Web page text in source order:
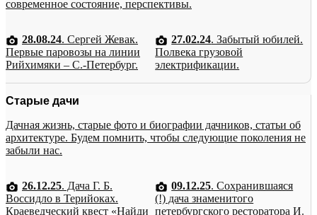
современное состояние, перспективы.
28.08.24. Сергей Жевак.
Первые паровозы на линии
Рийхимяки – С.-Петербург.
27.02.24. Забытый юбилей.
Полвека грузовой
электрификации.
Старые дачи
Дачная жизнь, старые фото и биографии дачников, статьи об
архитектуре. Будем помнить, чтобы следующие поколения не
забыли нас.
26.12.25. Дача Г. Б.
Воссидло в Терийоках.
Краеведческий квест «Найди
09.12.25. Сохранившаяся
(!) дача знаменитого
петербургского ресторатора И.